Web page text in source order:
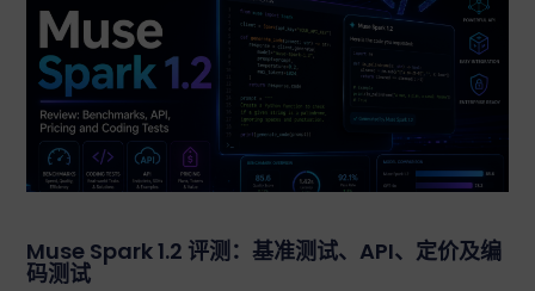
Muse Spark 1.2 评测：基准测试、API、定价及编
码测试